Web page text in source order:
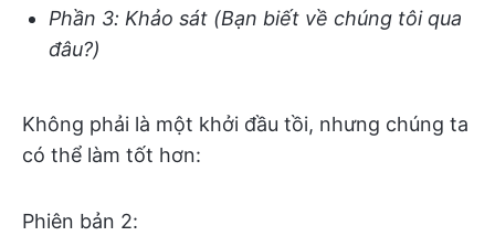
Phần 3: Khảo sát (Bạn biết về chúng tôi qua
đâu?)
Không phải là một khởi đầu tồi, nhưng chúng ta
có thể làm tốt hơn:
Phiên bản 2: